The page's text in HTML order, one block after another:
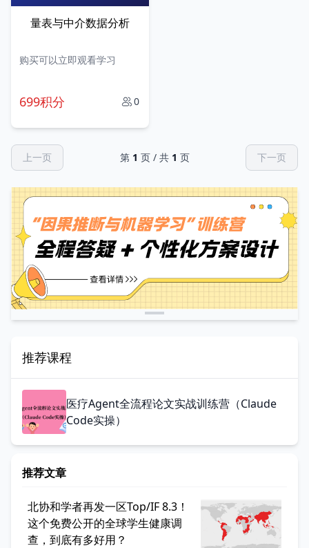
量表与中介数据分析
购买可以立即观看学习
699积分 0
上一页 第 1 页 / 共 1 页 下一页
推荐课程
医疗Agent全流程论文实战训练营（Claude
Code实操）
推荐文章
北协和学者再发一区Top/IF 8.3！
这个免费公开的全球学生健康调
查，到底有多好用？